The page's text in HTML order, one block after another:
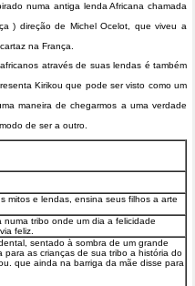
numa antiga lenda Africana chamada
) direção de Michel Ocelot, que viveu a
na França.
através de suas lendas é também
Kirikou que pode ser visto como um
maneira de chegarmos a uma verdade
de ser a outro.
mitos e lendas, ensina seus filhos a arte
numa tribo onde um dia a felicidade
feliz.
sentado à sombra de um grande
para as crianças de sua tribo a história do
que ainda na barriga da mãe disse para